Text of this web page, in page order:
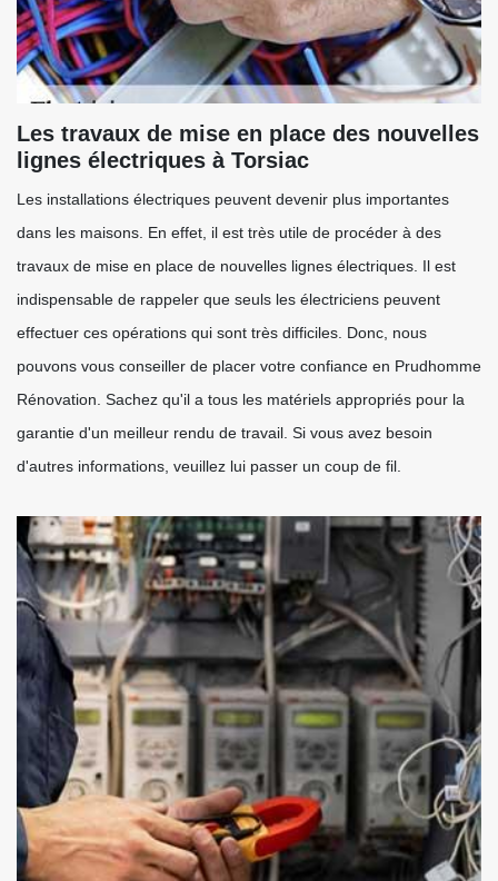
Les travaux de mise en place des nouvelles
lignes électriques à Torsiac
Les installations électriques peuvent devenir plus importantes
dans les maisons. En effet, il est très utile de procéder à des
travaux de mise en place de nouvelles lignes électriques. Il est
indispensable de rappeler que seuls les électriciens peuvent
effectuer ces opérations qui sont très difficiles. Donc, nous
pouvons vous conseiller de placer votre confiance en Prudhomme
Rénovation. Sachez qu'il a tous les matériels appropriés pour la
garantie d'un meilleur rendu de travail. Si vous avez besoin
d'autres informations, veuillez lui passer un coup de fil.